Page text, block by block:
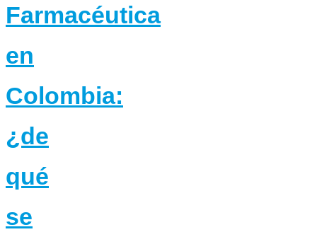
Farmacéutica
en
Colombia:
¿de
qué
se